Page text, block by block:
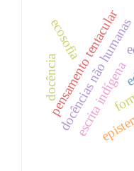
docências não humanas
pensamento tentacular
docência
ecosofia
escrita indígena